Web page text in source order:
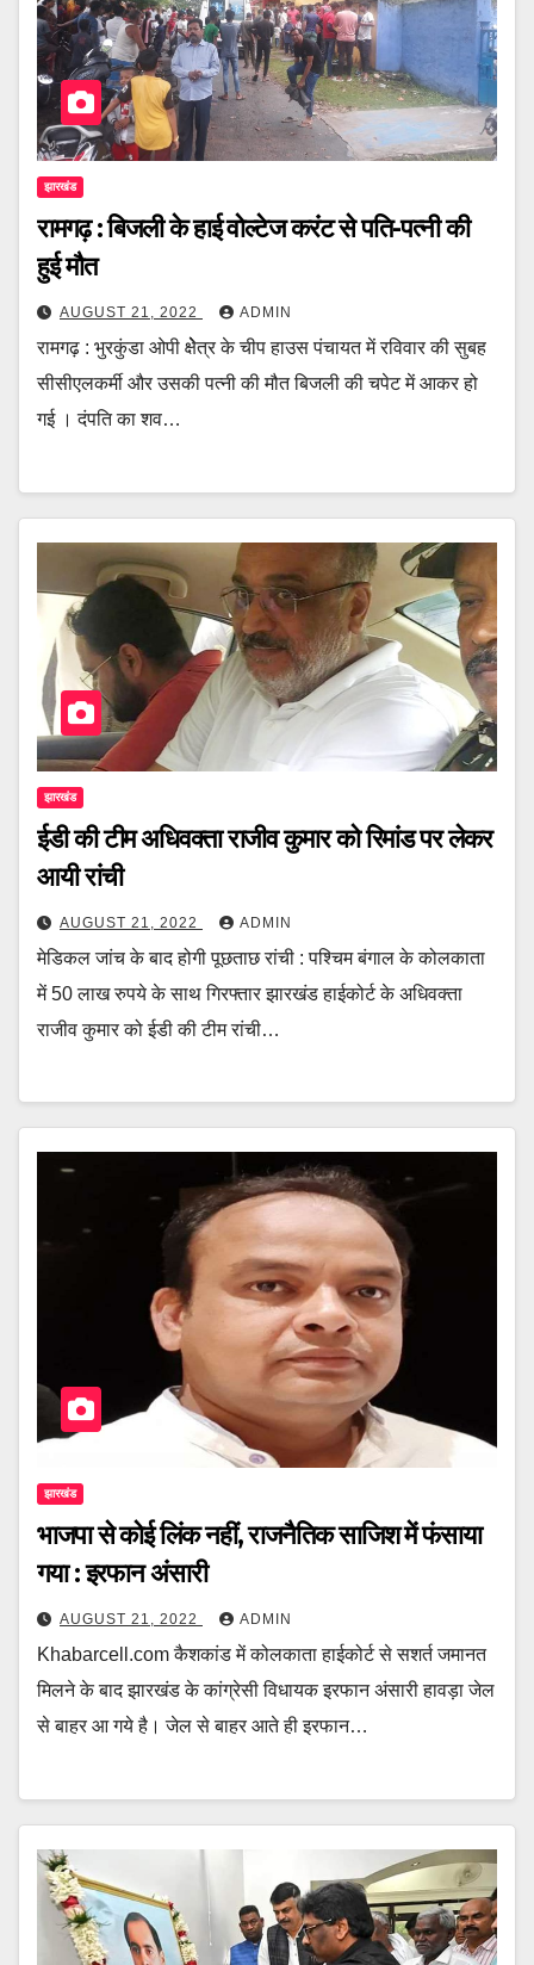
झारखंड
रामगढ़ : बिजली के हाई वोल्टेज करंट से पति-पत्नी की
हुई मौत
AUGUST 21, 2022 ADMIN
रामगढ़ : भुरकुंडा ओपी क्षेेेत्र के चीप हाउस पंचायत में रविवार की सुबह
सीसीएलकर्मी और उसकी पत्नी की मौत बिजली की चपेट में आकर हो
गई । दंपति का शव…
झारखंड
ईडी की टीम अधिवक्ता राजीव कुमार को रिमांड पर लेकर
आयी रांची
AUGUST 21, 2022 ADMIN
मेडिकल जांच के बाद होगी पूछताछ रांची : पश्चिम बंगाल के कोलकाता
में 50 लाख रुपये के साथ गिरफ्तार झारखंड हाईकोर्ट के अधिवक्ता
राजीव कुमार को ईडी की टीम रांची…
झारखंड
भाजपा से कोई लिंक नहीं, राजनैतिक साजिश में फंसाया
गया : इरफान अंसारी
AUGUST 21, 2022 ADMIN
Khabarcell.com कैशकांड में कोलकाता हाईकोर्ट से सशर्त जमानत
मिलने के बाद झारखंड के कांग्रेसी विधायक इरफान अंसारी हावड़ा जेल
से बाहर आ गये है। जेल से बाहर आते ही इरफान…